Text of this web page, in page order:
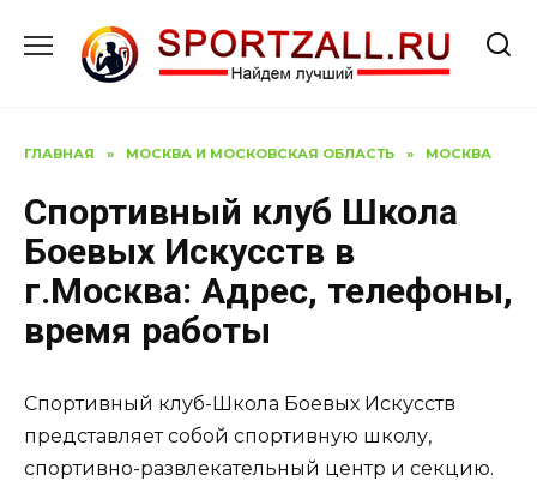
содержанию
ГЛАВНАЯ » МОСКВА И МОСКОВСКАЯ ОБЛАСТЬ » МОСКВА
Спортивный клуб Школа
Боевых Искусств в
г.Москва: Адрес, телефоны,
время работы
Спортивный клуб-Школа Боевых Искусств
представляет собой спортивную школу,
спортивно-развлекательный центр и секцию.